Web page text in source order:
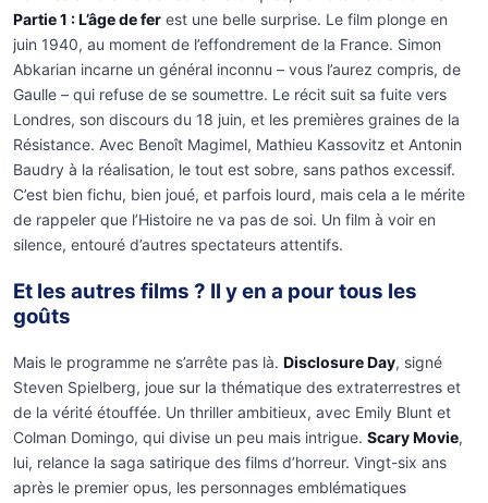
Partie 1 : L’âge de fer est une belle surprise. Le film plonge en
juin 1940, au moment de l’effondrement de la France. Simon
Abkarian incarne un général inconnu – vous l’aurez compris, de
Gaulle – qui refuse de se soumettre. Le récit suit sa fuite vers
Londres, son discours du 18 juin, et les premières graines de la
Résistance. Avec Benoît Magimel, Mathieu Kassovitz et Antonin
Baudry à la réalisation, le tout est sobre, sans pathos excessif.
C’est bien fichu, bien joué, et parfois lourd, mais cela a le mérite
de rappeler que l’Histoire ne va pas de soi. Un film à voir en
silence, entouré d’autres spectateurs attentifs.
Et les autres films ? Il y en a pour tous les
goûts
Mais le programme ne s’arrête pas là. Disclosure Day, signé
Steven Spielberg, joue sur la thématique des extraterrestres et
de la vérité étouffée. Un thriller ambitieux, avec Emily Blunt et
Colman Domingo, qui divise un peu mais intrigue. Scary Movie,
lui, relance la saga satirique des films d’horreur. Vingt-six ans
après le premier opus, les personnages emblématiques